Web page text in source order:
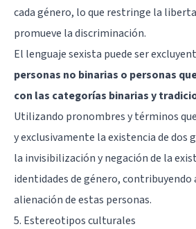
cada género, lo que restringe la
promueve la discriminación.
El lenguaje sexista puede ser
personas no binarias o personas
con las categorías binarias y
Utilizando pronombres y términos
y exclusivamente la existencia de dos
la invisibilización y negación de la
identidades de género, contribuyendo
alienación de estas personas.
5. Estereotipos culturales